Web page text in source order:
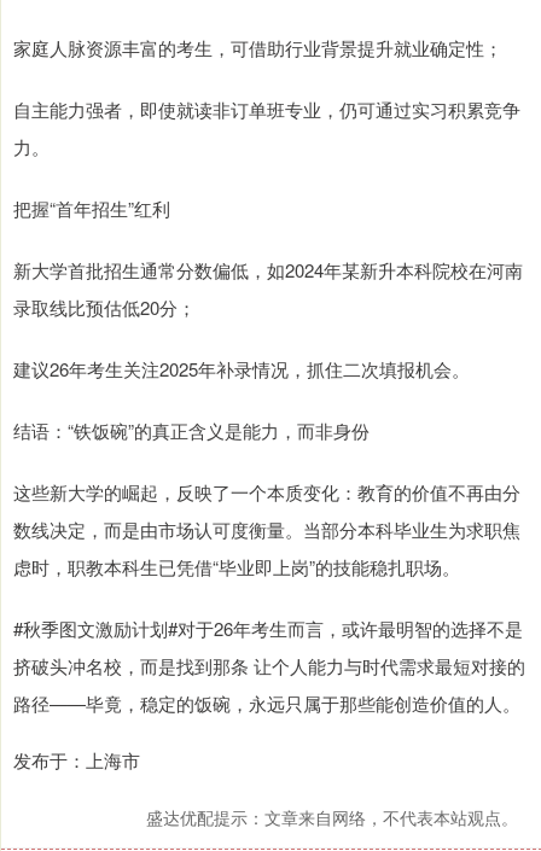
家庭人脉资源丰富的考生，可借助行业背景提升就业确定性；
自主能力强者，即使就读非订单班专业，仍可通过实习积累竞争
力。
把握“首年招生”红利
新大学首批招生通常分数偏低，如2024年某新升本科院校在河南
录取线比预估低20分；
建议26年考生关注2025年补录情况，抓住二次填报机会。
结语：“铁饭碗”的真正含义是能力，而非身份
这些新大学的崛起，反映了一个本质变化：教育的价值不再由分
数线决定，而是由市场认可度衡量。当部分本科毕业生为求职焦
虑时，职教本科生已凭借“毕业即上岗”的技能稳扎职场。
#秋季图文激励计划#对于26年考生而言，或许最明智的选择不是
挤破头冲名校，而是找到那条 让个人能力与时代需求最短对接的
路径——毕竟，稳定的饭碗，永远只属于那些能创造价值的人。
发布于：上海市
盛达优配提示：文章来自网络，不代表本站观点。